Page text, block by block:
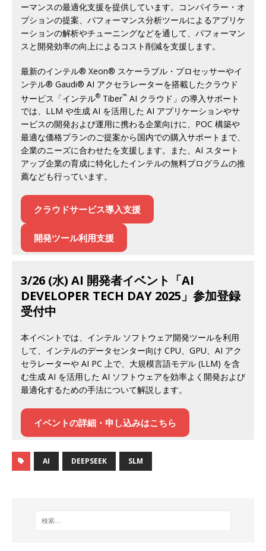
ーマンスの最適化支援を提供しています。コンパイラー・オ
プションの提案、パフォーマンス分析ツールによるアプリケ
ーションの解析やチューニングなどを通して、パフォーマン
スと開発効率の向上によるコスト削減を支援します。
最新のインテル® Xeon® スケーラブル・プロセッサーやイ
ンテル® Gaudi® AI アクセラレーターを搭載したクラウド
サービス「インテル® Tiber™ AI クラウド」の導入サポート
では、LLM や生成 AI を活用した AI アプリケーションやサ
ービスの開発および運用に携わる企業向けに、POC 構築や
最適な価格プランのご提案から国内での購入サポートまで、
企業のニーズに合わせたを支援します。また、AI スタート
アップ企業の育成に特化したインテルの無料プログラムの推
薦なども行っています。
クラウドサービス導入支援
開発ツール利用支援
3/26 (水) AI 開発者イベント「AI
DEVELOPER TECH DAY 2025」参加登録
受付中
本イベントでは、インテル ソフトウェア開発ツールを利用
して、インテルのデータセンター向け CPU、GPU、AI アク
セラレーターや AI PC 上で、大規模言語モデル (LLM) を含
む生成 AI を活用した AI ソフトウェアを効率よく開発および
最適化するための手法について解説します。
イベントの詳細・申し込みはこちら
AI DEEPSEEK SLM